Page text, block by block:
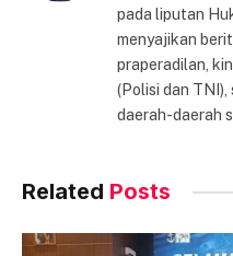
pada liputan
menyajikan
praperadilan,
(Polisi dan
daerah-daerah
Related Posts